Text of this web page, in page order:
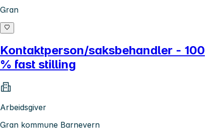
Gran
Kontaktperson/saksbehandler - 100
% fast stilling
Arbeidsgiver
Gran kommune Barnevern